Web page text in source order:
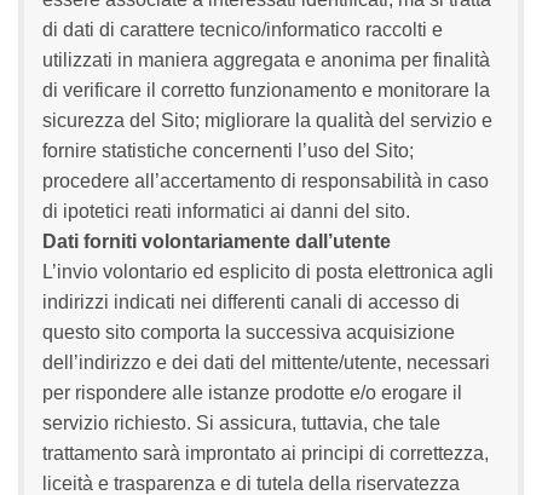
di dati di carattere tecnico/informatico raccolti e
utilizzati in maniera aggregata e anonima per finalità
di verificare il corretto funzionamento e monitorare la
sicurezza del Sito; migliorare la qualità del servizio e
fornire statistiche concernenti l’uso del Sito;
procedere all’accertamento di responsabilità in caso
di ipotetici reati informatici ai danni del sito.
Dati forniti volontariamente dall’utente
L’invio volontario ed esplicito di posta elettronica agli
indirizzi indicati nei differenti canali di accesso di
questo sito comporta la successiva acquisizione
dell’indirizzo e dei dati del mittente/utente, necessari
per rispondere alle istanze prodotte e/o erogare il
servizio richiesto. Si assicura, tuttavia, che tale
trattamento sarà improntato ai principi di correttezza,
liceità e trasparenza e di tutela della riservatezza